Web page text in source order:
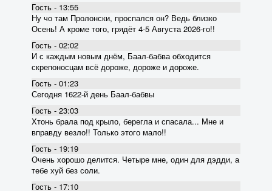
Гость - 13:55
Ну чо там Пролонски, проспался он? Ведь близко
Осень! А кроме того, грядёт 4-5 Августа 2026-го!!
Гость - 02:02
И с каждым новым днём, Баал-бабва обходится
скрепоносцам всё дороже, дороже и дороже.
Гость - 01:23
Сегодня 1622-й день Баал-бабвы
Гость - 23:03
Хтонь брала под крыло, берегла и спасала... Мне и
вправду везло!! Только этого мало!!
Гость - 19:19
Очень хорошо делится. Четыре мне, один для дэдди, а
тебе хуй без соли.
Гость - 17:10